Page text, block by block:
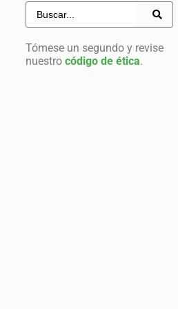
Tómese un segundo y revise
nuestro código de ética.